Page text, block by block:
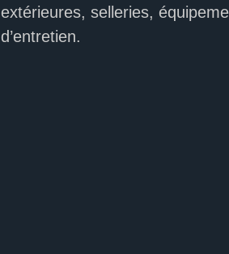
extérieures, selleries,
d’entretien.